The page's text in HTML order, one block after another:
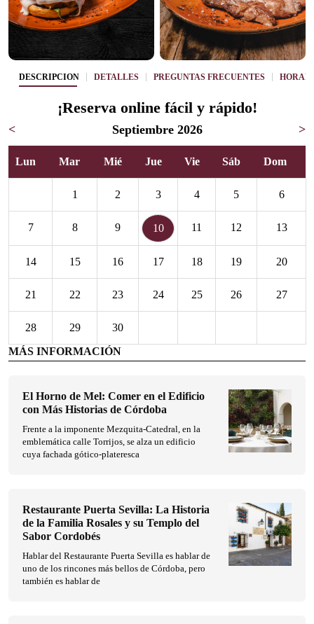
DESCRIPCIÓN DETALLES PREGUNTAS FRECUENTES
¡Reserva online fácil y rápido!
< Septiembre 2026 >
Lun Mar Mié Jue Vie Sáb Dom
1 2 3 4 5 6
7 8 9 10 11 12 13
14 15 16 17 18 19 20
21 22 23 24 25 26 27
28 29
30
MÁS INFORMACIÓN
El Horno de Mel: Comer en el Edificio
con Más Historias de Córdoba
Frente a la imponente Mezquita-Catedral, en la
emblemática calle Torrijos, se alza un edificio
cuya fachada gótico-plateresca
Restaurante Puerta Sevilla: La Historia
de la Familia Rosales y su Templo del
Sabor Cordobés
Hablar del Restaurante Puerta Sevilla es hablar de
uno de los rincones más bellos de Córdoba, pero
también es hablar de